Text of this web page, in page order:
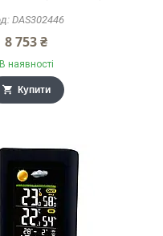
DAS302446
8 753 ₴
В наявності
Купити